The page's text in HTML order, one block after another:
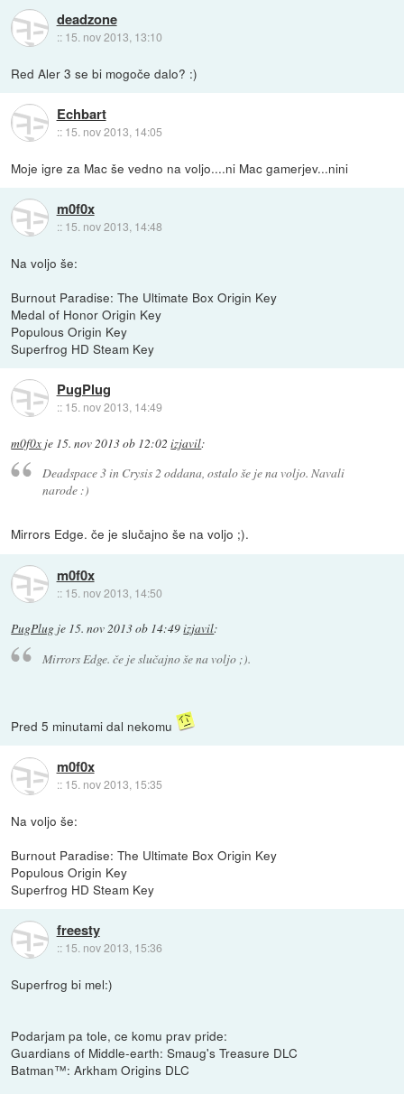
deadzone
:: 15. nov 2013, 13:10
Red Aler 3 se bi mogoče dalo? :)
Echbart
:: 15. nov 2013, 14:05
Moje igre za Mac še vedno na voljo....ni Mac gamerjev...nini
m0f0x
:: 15. nov 2013, 14:48
Na voljo še:
Burnout Paradise: The Ultimate Box Origin Key
Medal of Honor Origin Key
Populous Origin Key
Superfrog HD Steam Key
PugPlug
:: 15. nov 2013, 14:49
m0f0x je 15. nov 2013 ob 12:02 izjavil:
Deadspace 3 in Crysis 2 oddana, ostalo še je na voljo. Navali
narode :)
Mirrors Edge. če je slučajno še na voljo ;).
m0f0x
:: 15. nov 2013, 14:50
PugPlug je 15. nov 2013 ob 14:49izjavil:
Mirrors Edge. če je slučajno še na voljo ;).
Pred 5 minutami dal nekomu
m0f0x
:: 15. nov 2013, 15:35
Na voljo še:
Burnout Paradise: The Ultimate Box Origin Key
Populous Origin Key
Superfrog HD Steam Key
freesty
:: 15. nov 2013, 15:36
Superfrog bi mel:)
Podarjam pa tole, ce komu prav pride:
Guardians of Middle-earth: Smaug's Treasure DLC
Batman™: Arkham Origins DLC